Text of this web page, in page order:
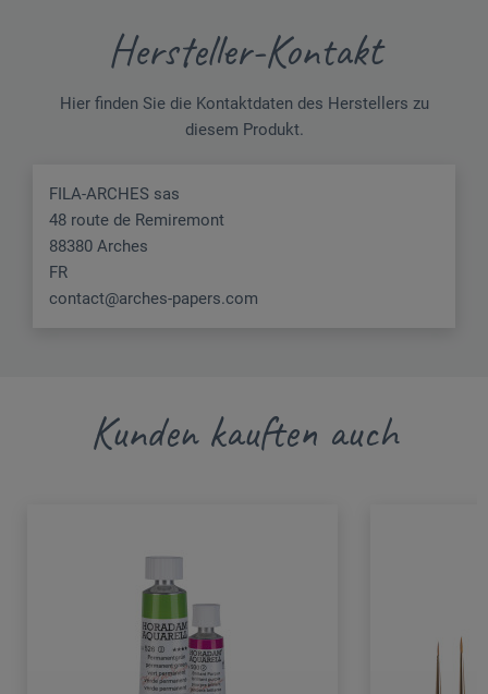
Hersteller-Kontakt
Hier finden Sie die Kontaktdaten des Herstellers zu
diesem Produkt.
FILA-ARCHES sas
48 route de Remiremont
88380 Arches
FR
contact@arches-papers.com
Kunden kauften auch